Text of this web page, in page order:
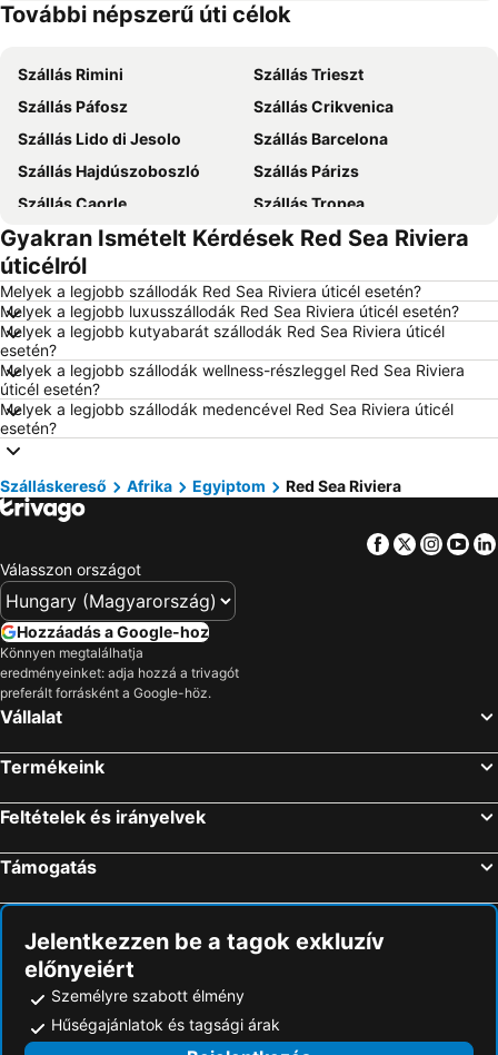
Szállás Rodosz sziget
Szállás Olaszország
További népszerű úti célok
Szállás Rimini
Szállás Trieszt
Szállás Páfosz
Szállás Crikvenica
Szállás Lido di Jesolo
Szállás Barcelona
Szállás Hajdúszoboszló
Szállás Párizs
Szállás Caorle
Szállás Tropea
Szállás Dubrovnik
Szállás Eger
Szállás Debrecen
Szállás Balatonfüred
Szállás London
Szállás Portorož
Szállás Napospart
Szállás Alghero
Szállás Magyarország
Szállás Mallorca
Szállás Málta
Szállás Korfu
Szállás Török Riviéra
Szállás Krk-sziget
Szállás Kréta
Szállás Kefalonia
Szállás Montenegró
Szállás Tenerife
Szállás Garda-tó
Gyakran Ismételt Kérdések Red Sea Riviera
úticélról
Melyek a legjobb szállodák Red Sea Riviera úticél esetén?
Melyek a legjobb luxusszállodák Red Sea Riviera úticél esetén?
Melyek a legjobb kutyabarát szállodák Red Sea Riviera úticél
esetén?
Melyek a legjobb szállodák wellness-részleggel Red Sea Riviera
úticél esetén?
Melyek a legjobb szállodák medencével Red Sea Riviera úticél
esetén?
Szálláskereső Afrika Egyiptom Red Sea Riviera
Facebook
Twitter
Válasszon országot
Hozzáadás a Google-hoz
Könnyen megtalálhatja
eredményeinket: adja hozzá a trivagót
preferált forrásként a Google-höz.
Vállalat
Termékeink
Feltételek és irányelvek
Támogatás
Jelentkezzen be a tagok exkluzív
előnyeiért
Személyre szabott élmény
Hűségajánlatok és tagsági árak